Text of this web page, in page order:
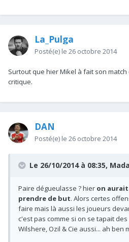
La_Pulga
Posté(e) le 26 octobre 2014
Surtout que hier Mikel à fait son
critique.
DAN
Posté(e) le 26 octobre 2014
Le 26/10/2014 à 08:35,
Paire dégueulasse ? hier on
prendre de but. Alors certes
faire mais là aussi les joueurs
c'est pas comme si on se tapait
Wilshere, Ozil & Cie aussi... ah ben